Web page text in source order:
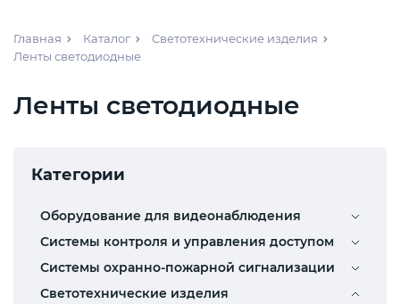
Главная Каталог
Светотехнические изделия
Ленты светодиодные
Ленты светодиодные
Категории
Оборудование для видеонаблюдения
Системы контроля и управления доступом
Системы охранно-пожарной сигнализации
Светотехнические изделия